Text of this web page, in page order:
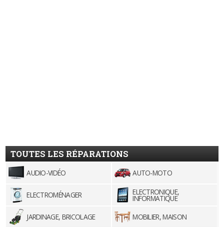
TOUTES LES RÉPARATIONS
AUDIO-VIDÉO AUTO-MOTO
ELECTROMÉNAGER ELECTRONIQUE,
INFORMATIQUE
JARDINAGE, BRICOLAGE
MOBILIER, MAISON